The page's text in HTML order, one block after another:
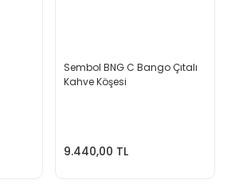
Sembol BNG C Bango Çıtalı
Kahve Köşesi
9.440,00 TL